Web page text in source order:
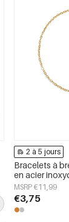
2 à 5 jours
Bracelets à
en acier
Simple Daily
femmes
MSRP €11,99
€3,75